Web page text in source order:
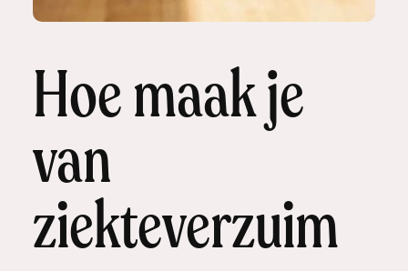
Hoe maak je
van
ziekteverzuim